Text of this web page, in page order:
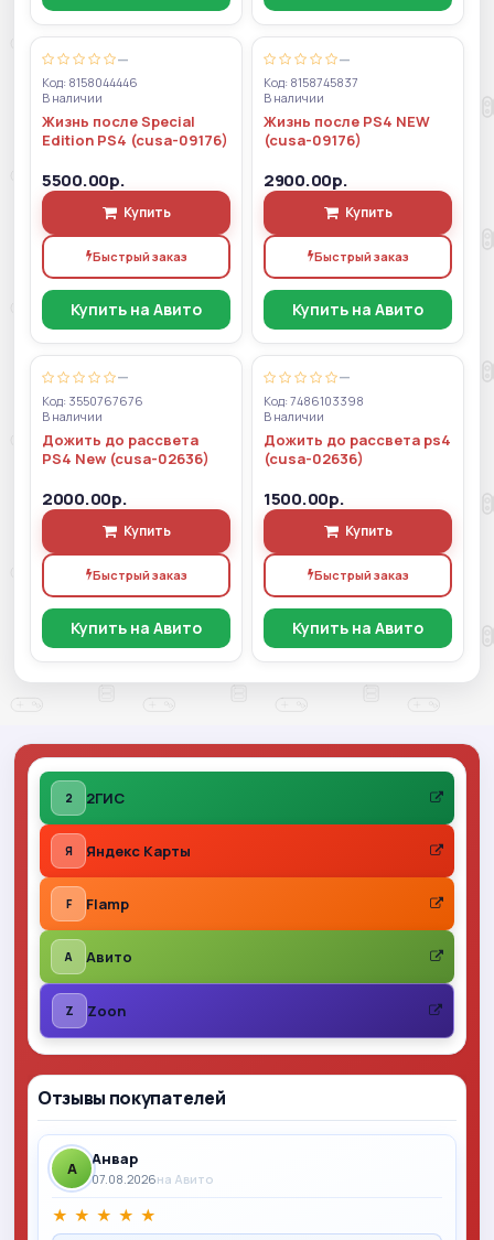
—
Код: 8158044446
В наличии
Жизнь после Special
Edition PS4 (cusa-09176)
5500.00р.
Купить
Быстрый заказ
Купить на Авито
—
Код: 8158745837
В наличии
Жизнь после PS4 NEW
(cusa-09176)
2900.00р.
Купить
Быстрый заказ
Купить на Авито
—
Код: 3550767676
В наличии
Дожить до рассвета
PS4 New (cusa-02636)
2000.00р.
Купить
Быстрый заказ
Купить на Авито
—
Код: 7486103398
В наличии
Дожить до рассвета ps4
(cusa-02636)
1500.00р.
Купить
Быстрый заказ
Купить на Авито
Отзывы покупателей
A Анвар
07.08.2026на Авито
★ ★ ★ ★ ★
2 2ГИС
Я Яндекс Карты
F Flamp
A Авито
Z Zoon